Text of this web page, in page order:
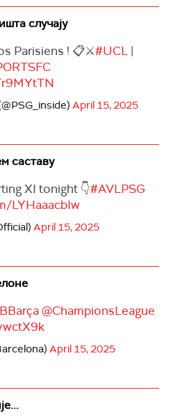
случају
Parisiens ! 📋⚔️#UCL |
April 15, 2025
саставу
XI tonight 👇#AVLPSG
LYHaaacbIw
April 15, 2025
@ChampionsLeague
April 15, 2025